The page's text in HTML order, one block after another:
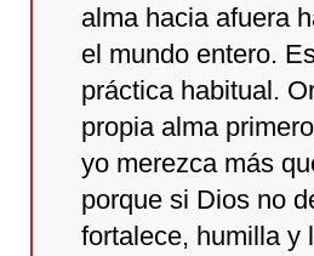
alma hacia afuera
el mundo entero.
práctica habitual.
propia alma
yo merezca más
porque si Dios no
fortalece, humilla y